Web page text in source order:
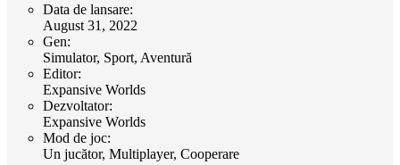
Data de lansare:
August 31, 2022
Gen:
Simulator, Sport, Aventură
Editor:
Expansive Worlds
Dezvoltator:
Expansive Worlds
Mod de joc:
Un jucător, Multiplayer, Cooperare